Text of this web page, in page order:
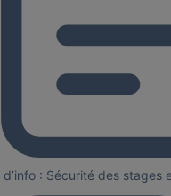
d’info : Sécurité des stages